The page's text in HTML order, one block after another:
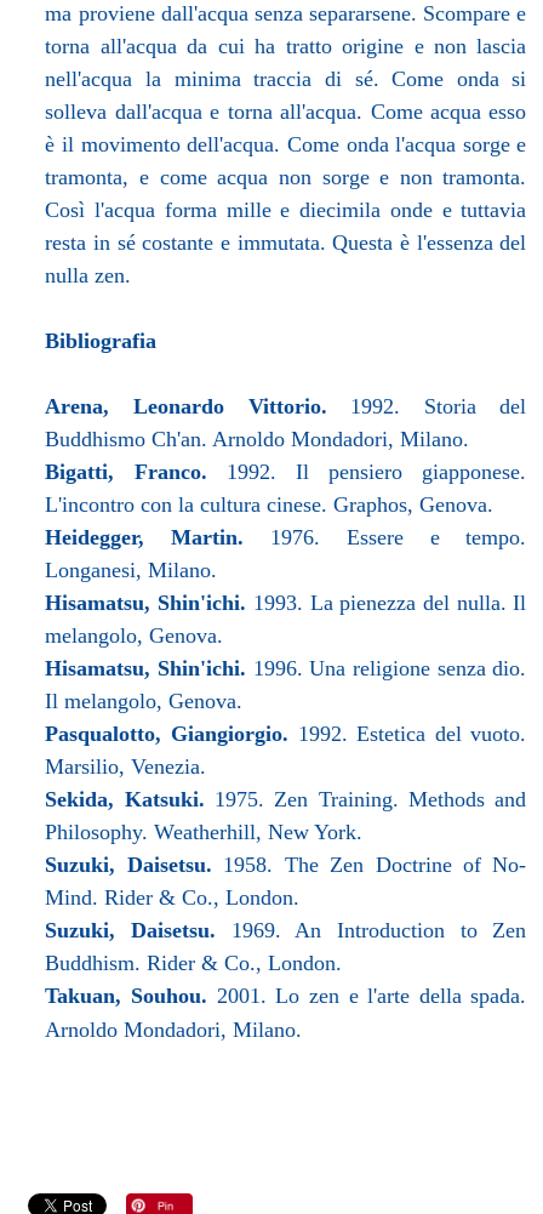
ma proviene dall'acqua senza separarsene. Scompare e
torna all'acqua da cui ha tratto origine e non lascia
nell'acqua la minima traccia di sé. Come onda si
solleva dall'acqua e torna all'acqua. Come acqua esso
è il movimento dell'acqua. Come onda l'acqua sorge e
tramonta, e come acqua non sorge e non tramonta.
Così l'acqua forma mille e diecimila onde e tuttavia
resta in sé costante e immutata. Questa è l'essenza del
nulla zen.
Bibliografia
Arena, Leonardo Vittorio. 1992. Storia del
Buddhismo Ch'an. Arnoldo Mondadori, Milano.
Bigatti, Franco. 1992. Il pensiero giapponese.
L'incontro con la cultura cinese. Graphos, Genova.
Heidegger, Martin. 1976. Essere e tempo.
Longanesi, Milano.
Hisamatsu, Shin'ichi. 1993. La pienezza del nulla. Il
melangolo, Genova.
Hisamatsu, Shin'ichi. 1996. Una religione senza dio.
Il melangolo, Genova.
Pasqualotto, Giangiorgio. 1992. Estetica del vuoto.
Marsilio, Venezia.
Sekida, Katsuki. 1975. Zen Training. Methods and
Philosophy. Weatherhill, New York.
Suzuki, Daisetsu. 1958. The Zen Doctrine of No-
Mind. Rider & Co., London.
Suzuki, Daisetsu. 1969. An Introduction to Zen
Buddhism. Rider & Co., London.
Takuan, Souhou. 2001. Lo zen e l'arte della spada.
Arnoldo Mondadori, Milano.